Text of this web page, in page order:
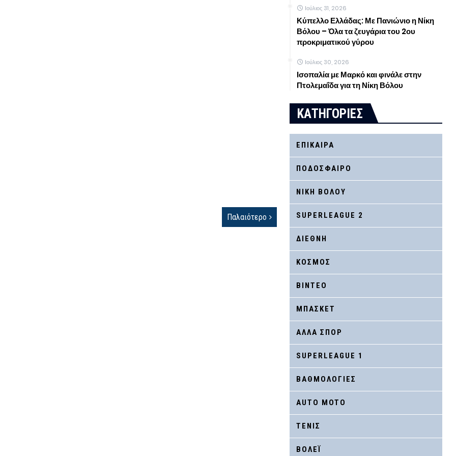
Παλαιότερο
Ιούλιος 31, 2026
Κύπελλο Ελλάδας: Με Πανιώνιο η Νίκη
Βόλου – Όλα τα ζευγάρια του 2ου
προκριματικού γύρου
Ιούλιος 30, 2026
Ισοπαλία με Μαρκό και φινάλε στην
Πτολεμαΐδα για τη Νίκη Βόλου
ΚΑΤΗΓΟΡΙΕΣ
ΕΠΙΚΑΙΡΑ
ΠΟΔΟΣΦΑΙΡΟ
ΝΙΚΗ ΒΟΛΟΥ
SUPERLEAGUE 2
ΔΙΕΘΝΗ
ΚΟΣΜΟΣ
ΒΙΝΤΕΟ
ΜΠΑΣΚΕΤ
ΑΛΛΑ ΣΠΟΡ
SUPERLEAGUE 1
ΒΑΘΜΟΛΟΓΙΕΣ
AUTO MOTO
ΤΕΝΙΣ
ΒΟΛΕΪ